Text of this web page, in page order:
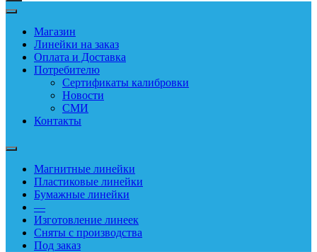
Магазин
Линейки на заказ
Оплата и Доставка
Потребителю
Сертификаты калибровки
Новости
СМИ
Контакты
Магнитные линейки
Пластиковые линейки
Бумажные линейки
—
Изготовление линеек
Сняты с производства
Под заказ